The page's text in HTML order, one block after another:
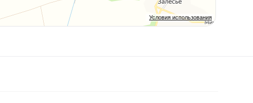
Условия использования